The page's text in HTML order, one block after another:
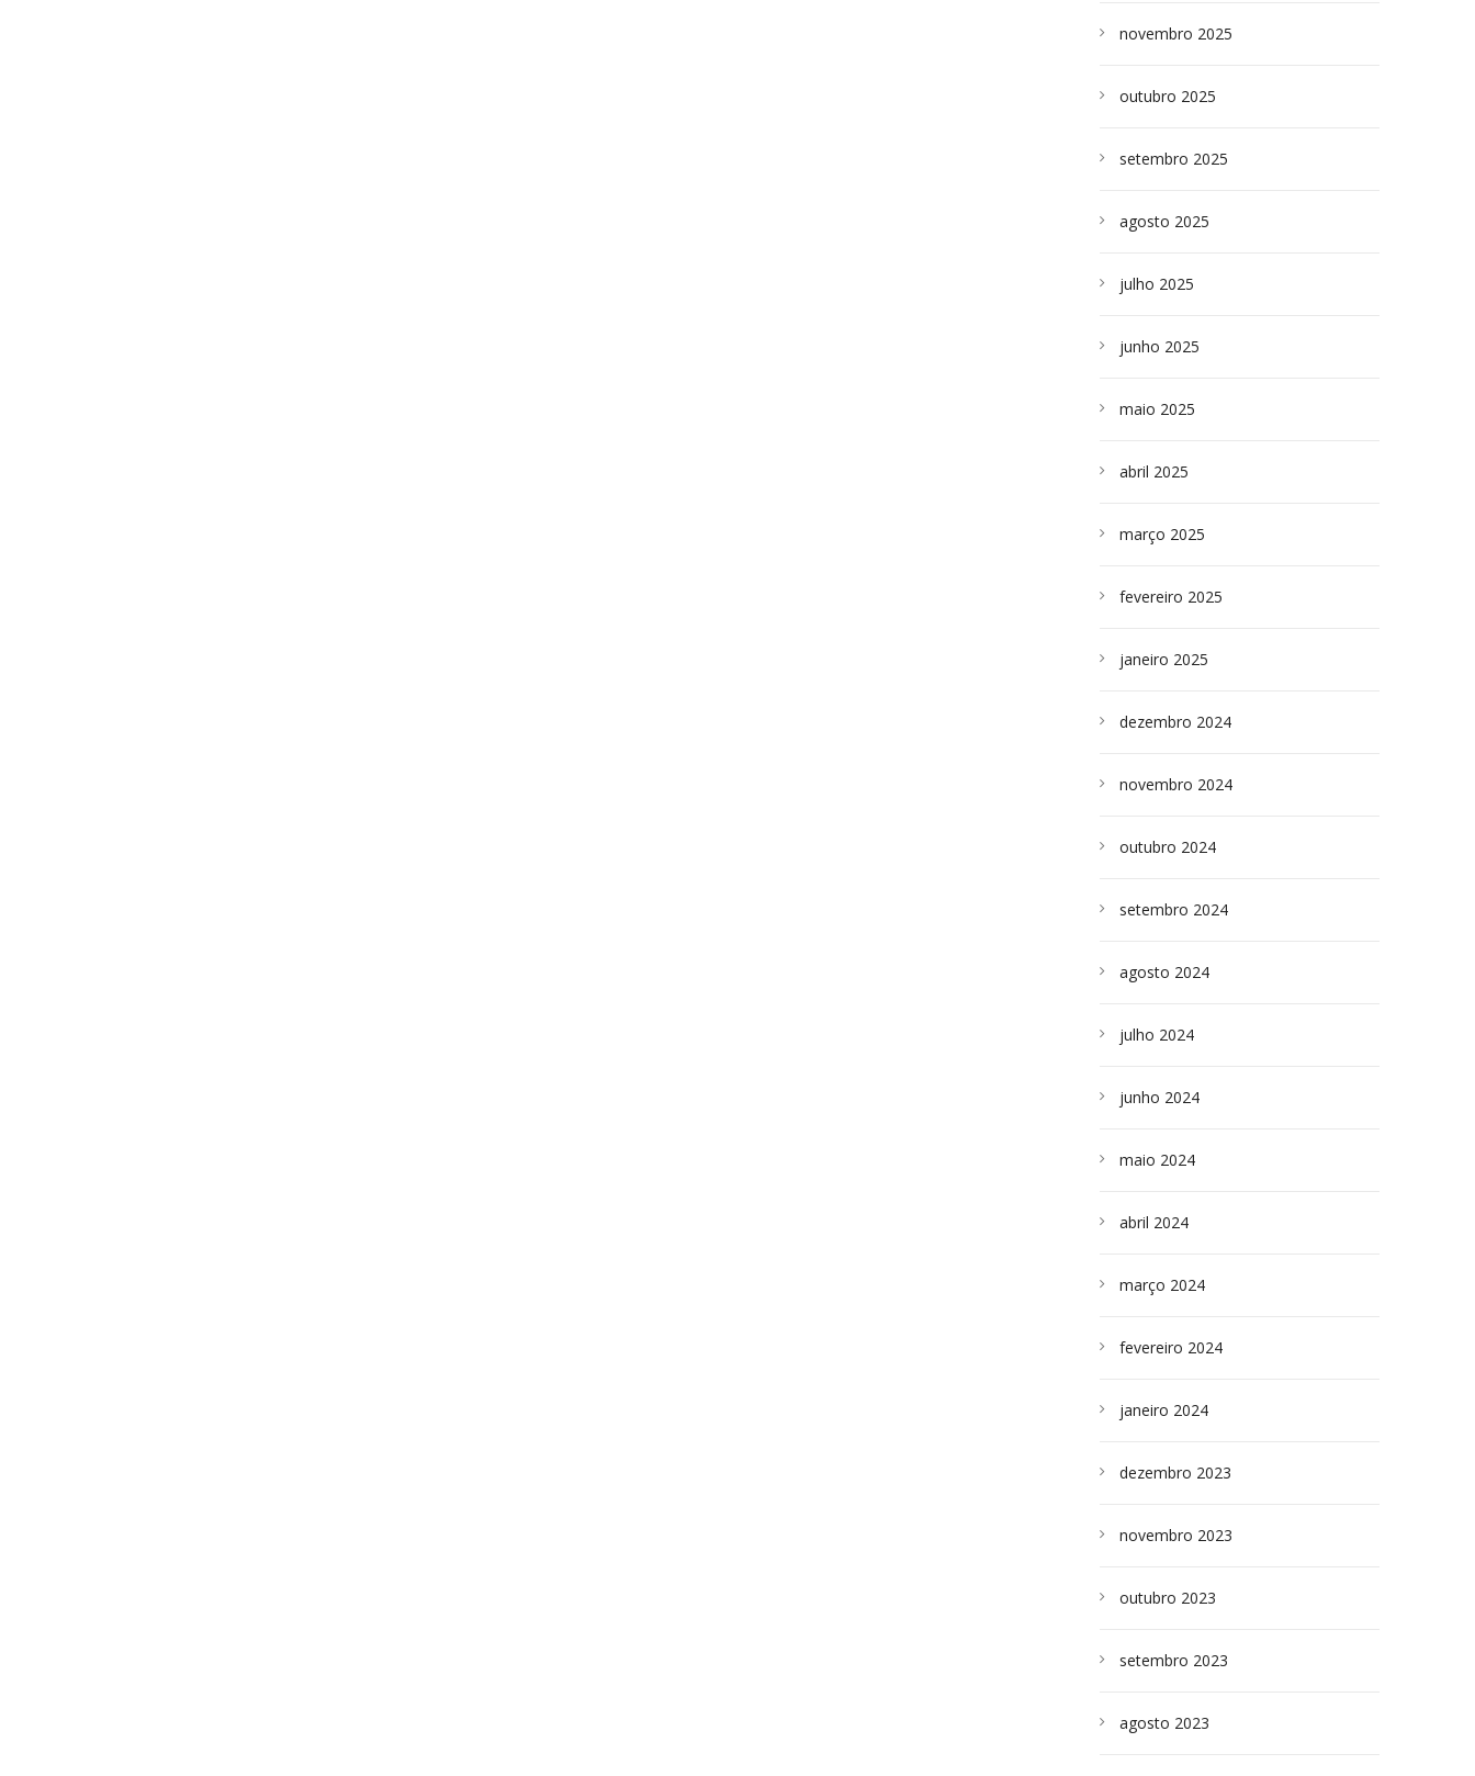
novembro 2025
outubro 2025
setembro 2025
agosto 2025
julho 2025
junho 2025
maio 2025
abril 2025
março 2025
fevereiro 2025
janeiro 2025
dezembro 2024
novembro 2024
outubro 2024
setembro 2024
agosto 2024
julho 2024
junho 2024
maio 2024
abril 2024
março 2024
fevereiro 2024
janeiro 2024
dezembro 2023
novembro 2023
outubro 2023
setembro 2023
agosto 2023